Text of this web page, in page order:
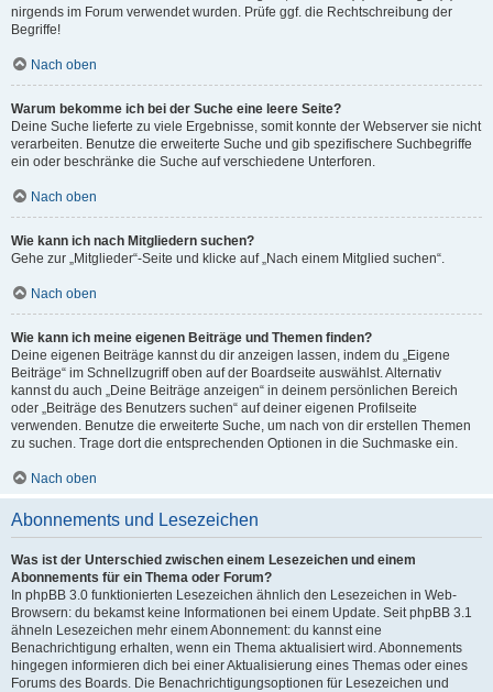
nirgends im Forum verwendet wurden. Prüfe ggf. die Rechtschreibung der
Begriffe!
Nach oben
Warum bekomme ich bei der Suche eine leere Seite?
Deine Suche lieferte zu viele Ergebnisse, somit konnte der Webserver sie nicht
verarbeiten. Benutze die erweiterte Suche und gib spezifischere Suchbegriffe
ein oder beschränke die Suche auf verschiedene Unterforen.
Nach oben
Wie kann ich nach Mitgliedern suchen?
Gehe zur „Mitglieder“-Seite und klicke auf „Nach einem Mitglied suchen“.
Nach oben
Wie kann ich meine eigenen Beiträge und Themen finden?
Deine eigenen Beiträge kannst du dir anzeigen lassen, indem du „Eigene
Beiträge“ im Schnellzugriff oben auf der Boardseite auswählst. Alternativ
kannst du auch „Deine Beiträge anzeigen“ in deinem persönlichen Bereich
oder „Beiträge des Benutzers suchen“ auf deiner eigenen Profilseite
verwenden. Benutze die erweiterte Suche, um nach von dir erstellen Themen
zu suchen. Trage dort die entsprechenden Optionen in die Suchmaske ein.
Nach oben
Abonnements und Lesezeichen
Was ist der Unterschied zwischen einem Lesezeichen und einem
Abonnements für ein Thema oder Forum?
In phpBB 3.0 funktionierten Lesezeichen ähnlich den Lesezeichen in Web-
Browsern: du bekamst keine Informationen bei einem Update. Seit phpBB 3.1
ähneln Lesezeichen mehr einem Abonnement: du kannst eine
Benachrichtigung erhalten, wenn ein Thema aktualisiert wird. Abonnements
hingegen informieren dich bei einer Aktualisierung eines Themas oder eines
Forums des Boards. Die Benachrichtigungsoptionen für Lesezeichen und